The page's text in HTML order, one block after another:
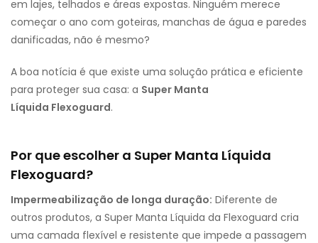
em lajes, telhados e áreas expostas. Ninguém merece
começar o ano com goteiras, manchas de água e paredes
danificadas, não é mesmo?
A boa notícia é que existe uma solução prática e eficiente
para proteger sua casa: a Super Manta
Líquida Flexoguard.
Por que escolher a Super Manta Líquida
Flexoguard?
Impermeabilização de longa duração: Diferente de
outros produtos, a Super Manta Líquida da Flexoguard cria
uma camada flexível e resistente que impede a passagem